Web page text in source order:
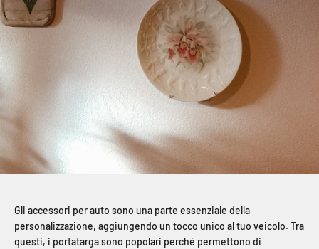
Gli accessori per auto sono una parte essenziale della
personalizzazione, aggiungendo un tocco unico al tuo veicolo. Tra
questi, i portatarga sono popolari perché permettono di